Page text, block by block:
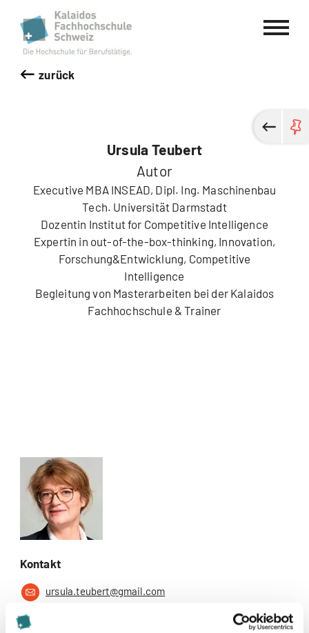
Kalaidos Fachhochschule Schweiz
zurück
Ursula Teubert
Autor
Executive MBA INSEAD, Dipl. Ing. Maschinenbau
Tech. Universität Darmstadt
Dozentin Institut for Competitive Intelligence
Expertin in out-of-the-box-thinking, Innovation,
Forschung&Entwicklung, Competitive
Intelligence
Begleitung von Masterarbeiten bei der Kalaidos
Fachhochschule & Trainer
Kontakt
ursula.teubert@gmail.com